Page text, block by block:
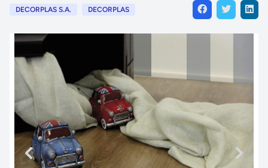
DECORPLAS S.A. DECORPLAS